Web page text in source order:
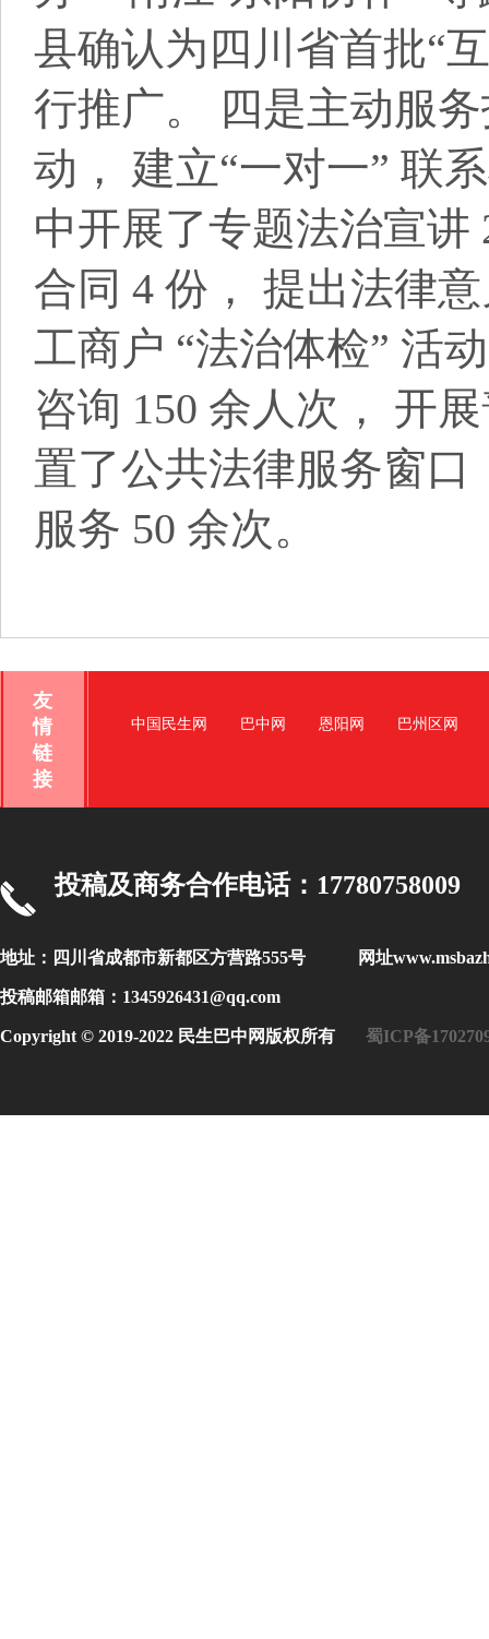
县确认为四川省首批“
行推广。 四是主动服
动， 建立“一对一” 联
中开展了专题法治宣讲
合同 4 份， 提出法律
工商户 “法治体检” 活
咨询 150 余人次， 开
置了公共法律服务窗
服务 50 余次。
友
情
链
接
中国民生网 巴中网 恩阳网 巴州区网
投稿及商务合作电话：17780758009
地址：四川省成都市新都区方营路555号 网址
投稿邮箱邮箱：1345926431@qq.com
Copyright © 2019-2022 民生巴中网版权所有 蜀ICP备